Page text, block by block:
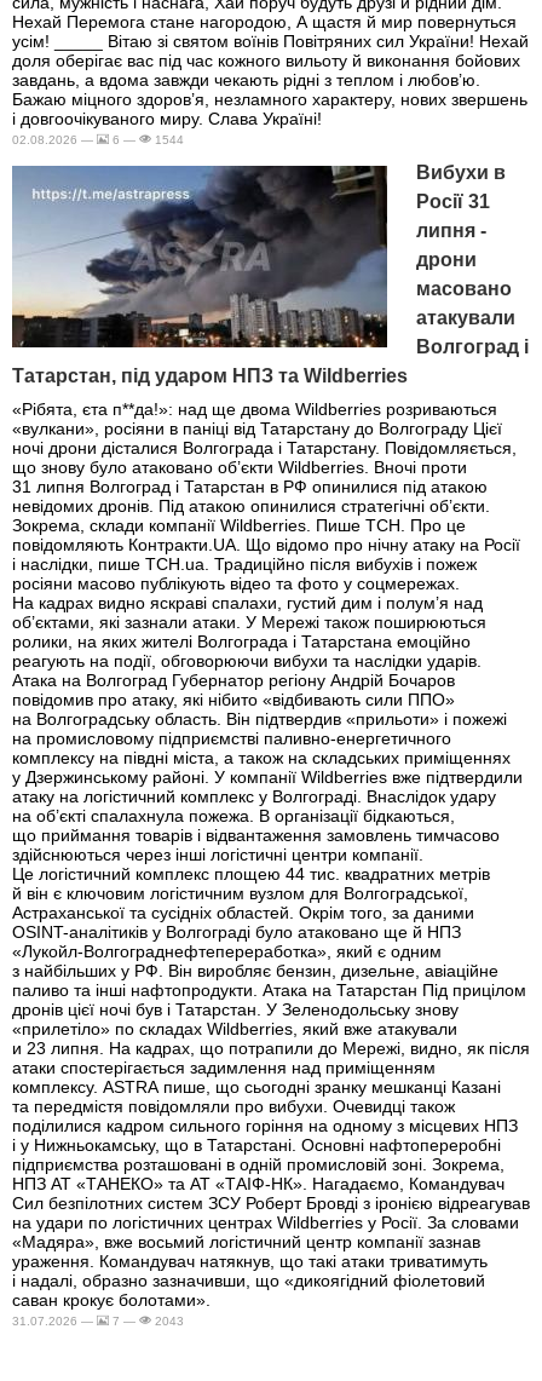
Нехай Перемога стане нагородою, А щастя й мир повернуться
усім! _____ Вітаю зі святом воїнів Повітряних сил України! Нехай
доля оберігає вас під час кожного вильоту й виконання бойових
завдань, а вдома завжди чекають рідні з теплом і любов’ю.
Бажаю міцного здоров’я, незламного характеру, нових звершень
і довгоочікуваного миру. Слава Україні!
02.08.2026 — 6 — 1544
Вибухи в
Росії 31
липня -
дрони
масовано
атакували
Волгоград і
Татарстан, під ударом НПЗ та Wildberries
«Рібята, єта п**да!»: над ще двома Wildberries розриваються
«вулкани», росіяни в паніці від Татарстану до Волгограду Цієї
ночі дрони дісталися Волгограда і Татарстану. Повідомляється,
що знову було атаковано об’єкти Wildberries. Вночі проти
31 липня Волгоград і Татарстан в РФ опинилися під атакою
невідомих дронів. Під атакою опинилися стратегічні об’єкти.
Зокрема, склади компанії Wildberries. Пише ТСН. Про це
повідомляють Контракти.UA. Що відомо про нічну атаку на Росії
і наслідки, пише ТСН.ua. Традиційно після вибухів і пожеж
росіяни масово публікують відео та фото у соцмережах.
На кадрах видно яскраві спалахи, густий дим і полум’я над
об’єктами, які зазнали атаки. У Мережі також поширюються
ролики, на яких жителі Волгограда і Татарстана емоційно
реагують на події, обговорюючи вибухи та наслідки ударів.
Атака на Волгоград Губернатор регіону Андрій Бочаров
повідомив про атаку, які нібито «відбивають сили ППО»
на Волгоградську область. Він підтвердив «прильоти» і пожежі
на промисловому підприємстві паливно-енергетичного
комплексу на півдні міста, а також на складських приміщеннях
у Дзержинському районі. У компанії Wildberries вже підтвердили
атаку на логістичний комплекс у Волгограді. Внаслідок удару
на об’єкті спалахнула пожежа. В організації бідкаються,
що приймання товарів і відвантаження замовлень тимчасово
здійснюються через інші логістичні центри компанії.
Це логістичний комплекс площею 44 тис. квадратних метрів
й він є ключовим логістичним вузлом для Волгоградської,
Астраханської та сусідніх областей. Окрім того, за даними
OSINT-аналітиків у Волгограді було атаковано ще й НПЗ
«Лукойл-Волгограднефтепереработка», який є одним
з найбільших у РФ. Він виробляє бензин, дизельне, авіаційне
паливо та інші нафтопродукти. Атака на Татарстан Під прицілом
дронів цієї ночі був і Татарстан. У Зеленодольську знову
«прилетіло» по складах Wildberries, який вже атакували
и 23 липня. На кадрах, що потрапили до Мережі, видно, як після
атаки спостерігається задимлення над приміщенням
комплексу. ASTRA пише, що сьогодні зранку мешканці Казані
та передмістя повідомляли про вибухи. Очевидці також
поділилися кадром сильного горіння на одному з місцевих НПЗ
і у Нижньокамську, що в Татарстані. Основні нафтопереробні
підприємства розташовані в одній промисловій зоні. Зокрема,
НПЗ АТ «ТАНЕКО» та АТ «ТАІФ-НК». Нагадаємо, Командувач
Сил безпілотних систем ЗСУ Роберт Бровді з іронією відреагував
на удари по логістичних центрах Wildberries у Росії. За словами
«Мадяра», вже восьмий логістичний центр компанії зазнав
ураження. Командувач натякнув, що такі атаки триватимуть
і надалі, образно зазначивши, що «дикоягідний фіолетовий
саван крокує болотами».
31.07.2026 — 7 — 2043